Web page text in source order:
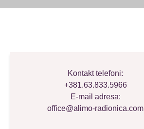
Kontakt telefoni:
+381.63.833.5966
E-mail adresa:
office@alimo-radionica.com